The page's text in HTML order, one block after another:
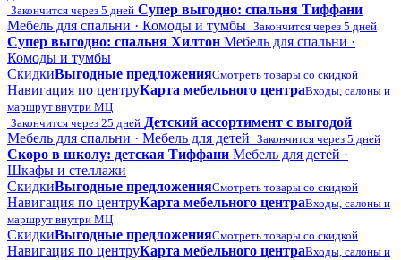
Закончится через 5 дней Супер выгодно: спальня Тиффани
Мебель для спальни · Комоды и тумбы Закончится через 5 дней
Супер выгодно: спальня Хилтон Мебель для спальни ·
Комоды и тумбы
СкидкиВыгодные предложенияСмотреть товары со скидкой
Навигация по центруКарта мебельного центраВходы, салоны и
маршрут внутри МЦ
Закончится через 25 дней Детский ассортимент с выгодой
Мебель для спальни · Мебель для детей Закончится через 5 дней
Скоро в школу: детская Тиффани Мебель для детей ·
Шкафы и стеллажи
СкидкиВыгодные предложенияСмотреть товары со скидкой
Навигация по центруКарта мебельного центраВходы, салоны и
маршрут внутри МЦ
СкидкиВыгодные предложенияСмотреть товары со скидкой
Навигация по центруКарта мебельного центраВходы, салоны и